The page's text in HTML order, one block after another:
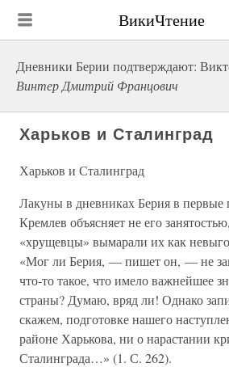
ВикиЧтение
Дневники Берии подтверждают:
Винтер Дмитрий Францович
Харьков и Сталинград
Харьков и Сталинград
Лакуны в дневниках Берия в первые
Кремлев объясняет не его
«хрущевцы» вымарали их как
«Мог ли Берия, — пишет он, — не
что-то такое, что имело важнейшее
страны? Думаю, вряд ли! Однако
скажем, подготовке нашего
районе Харькова, ни о нарастании
Сталинграда…» (1. С. 262).